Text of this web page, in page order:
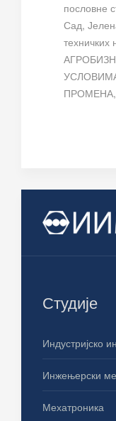
пословне
Сад,
ПРОМЕНА,
Студије
Индустријско
Инжењерски
Мехатроника